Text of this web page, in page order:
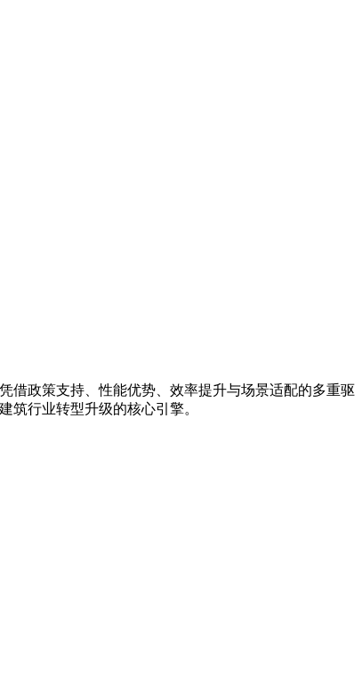
借政策支持、性能优势、效率提升与场景适配的多重驱
筑行业转型升级的核心引擎。